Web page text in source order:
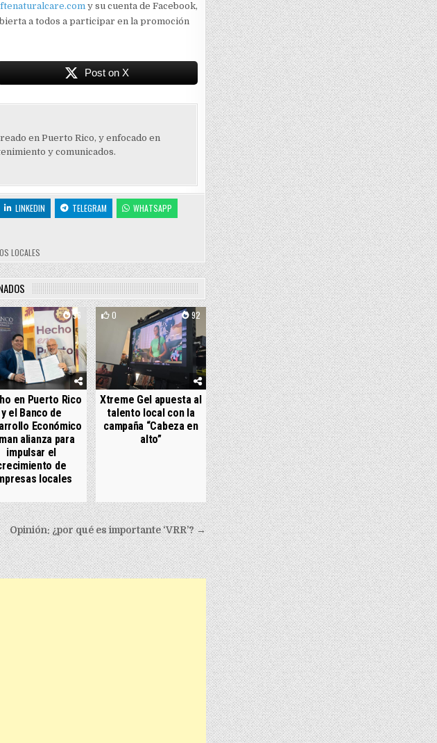
y su cuenta de Facebook,
a todos a participar en la promoción
Post on X
en Puerto Rico, y enfocado en
y comunicados.
LINKEDIN TELEGRAM
WHATSAPP
LOCALES
96
en Puerto Rico
y el Banco de
Económico
alianza para
impulsar el
de
locales
0 92
Xtreme Gel apuesta al
talento local con la
campaña “Cabeza en
alto”
Opinión: ¿por qué es importante ‘VRR’? →